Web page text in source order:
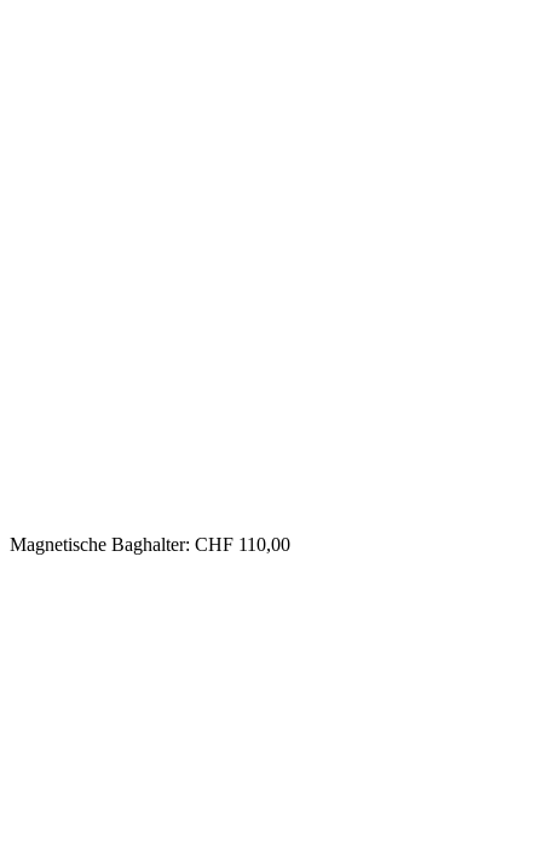
Magnetische Baghalter: CHF 110,00